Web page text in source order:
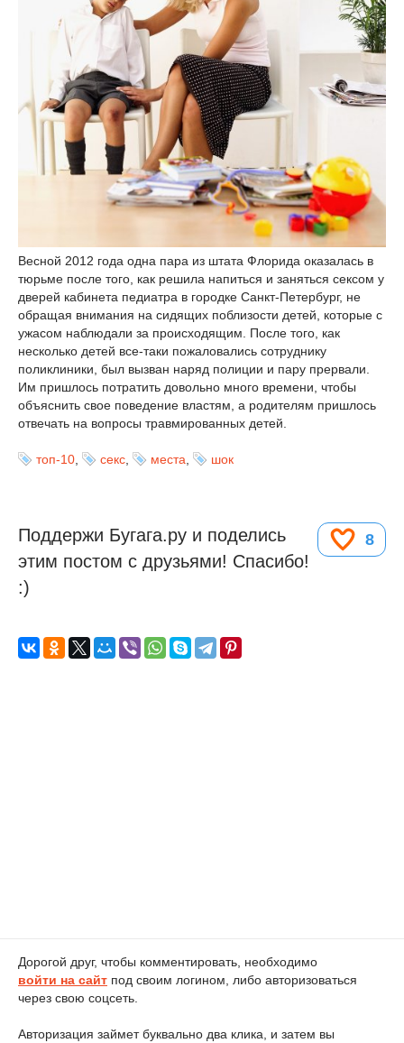
Весной 2012 года одна пара из штата Флорида оказалась в
тюрьме после того, как решила напиться и заняться сексом у
дверей кабинета педиатра в городке Санкт-Петербург, не
обращая внимания на сидящих поблизости детей, которые с
ужасом наблюдали за происходящим. После того, как
несколько детей все-таки пожаловались сотруднику
поликлиники, был вызван наряд полиции и пару прервали.
Им пришлось потратить довольно много времени, чтобы
объяснить свое поведение властям, а родителям пришлось
отвечать на вопросы травмированных детей.
топ-10, секс, места, шок
8
Поддержи Бугага.ру и поделись
этим постом с друзьями! Спасибо!
:)
Дорогой друг, чтобы комментировать, необходимо
войти на сайт под своим логином, либо авторизоваться
через свою соцсеть.
Авторизация займет буквально два клика, и затем вы